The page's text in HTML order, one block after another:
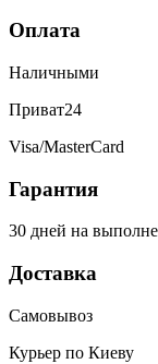
Оплата
Наличными
Приват24
Visa/MasterCard
Гарантия
30 дней на
Доставка
Самовывоз
Курьер по Киеву